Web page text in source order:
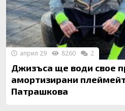
Джизъса ще води свое
амортизирани
Патрашкова
април 29 8260 2